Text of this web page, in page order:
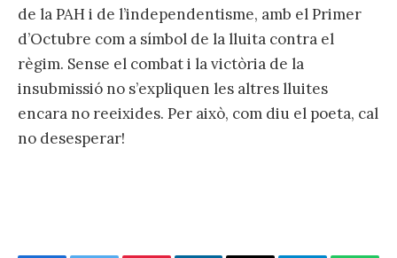
de la PAH i de l’independentisme, amb el Primer
d’Octubre com a símbol de la lluita contra el
règim. Sense el combat i la victòria de la
insubmissió no s’expliquen les altres lluites
encara no reeixides. Per això, com diu el poeta, cal
no desesperar!